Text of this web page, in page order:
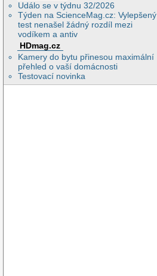
Událo se v týdnu 32/2026
Týden na ScienceMag.cz: Vylepšený
test nenašel žádný rozdíl mezi
vodíkem a antiv
HDmag.cz
Kamery do bytu přinesou maximální
přehled o vaší domácnosti
Testovací novinka